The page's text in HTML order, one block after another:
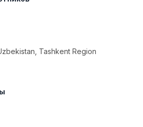
, Tashkent Region